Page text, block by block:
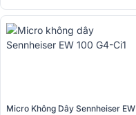
Micro Không Dây Sennheiser EW